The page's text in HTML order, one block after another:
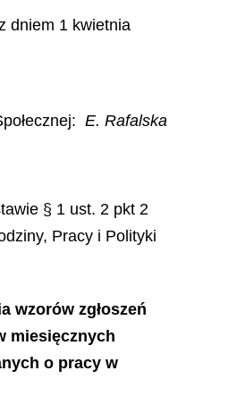
dniem 1 kwietnia
E. Rafalska
§ 1 ust. 2 pkt 2
Pracy i Polityki
wzorów zgłoszeń
miesięcznych
o pracy w